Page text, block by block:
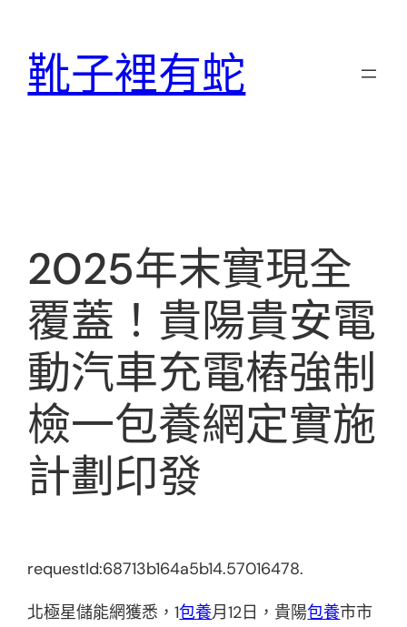
靴子裡有蛇
2025年末實現全
覆蓋！貴陽貴安電
動汽車充電樁強制
檢一包養網定實施
計劃印發
requestId:68713b164a5b14.57016478.
北極星儲能網獲悉，1包養月12日，貴陽包養市市